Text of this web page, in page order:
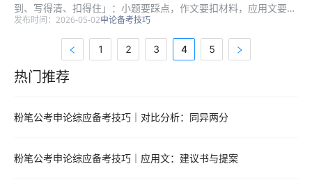
到、写得清、扣得住」：小题要踩点，作文要扣材料，应用文要顾
格式与对象。很多在职考生时间有限，更容易陷入「练了很多篇却
提分慢」：常见根因是要么通读材料浪费时间，要么要点合并过
度、要么书...
发布时间：2026-05-02申论备考技巧
1 2 3 4 5
热门推荐资料
热门推荐
粉笔公考申论综应备考技巧｜对比分析：同异两分
粉笔公考申论综应备考技巧｜应用文：建议书与提案